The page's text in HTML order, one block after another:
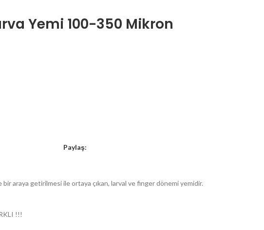
Yemi 100-350 Mikron
Paylaş:
araya getirilmesi ile ortaya çıkan, larval ve finger dönemi yemidir.
!!!